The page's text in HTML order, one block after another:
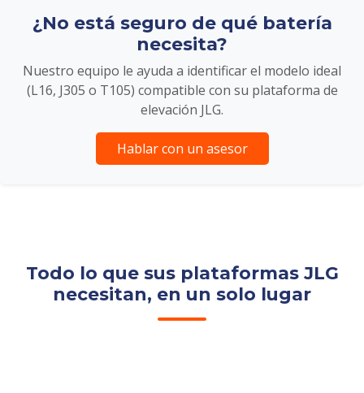
¿No está seguro de qué batería
necesita?
Nuestro equipo le ayuda a identificar el modelo ideal
(L16, J305 o T105) compatible con su plataforma de
elevación JLG.
Hablar con un asesor
Todo lo que sus plataformas JLG
necesitan, en un solo lugar